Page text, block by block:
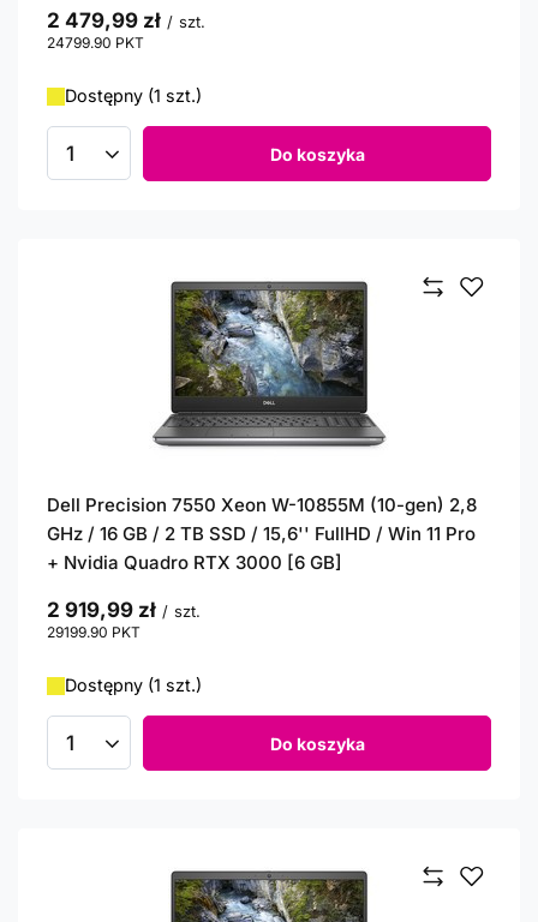
2 479,99 zł / szt.
24799.90 PKT
Dostępny (1 szt.)
Ilość produktów Do koszyka
Dell Precision 7550 Xeon W-10855M (10-gen) 2,8
GHz / 16 GB / 2 TB SSD / 15,6'' FullHD / Win 11 Pro
+ Nvidia Quadro RTX 3000 [6 GB]
2 919,99 zł / szt.
29199.90 PKT
Dostępny (1 szt.)
Ilość produktów Do koszyka